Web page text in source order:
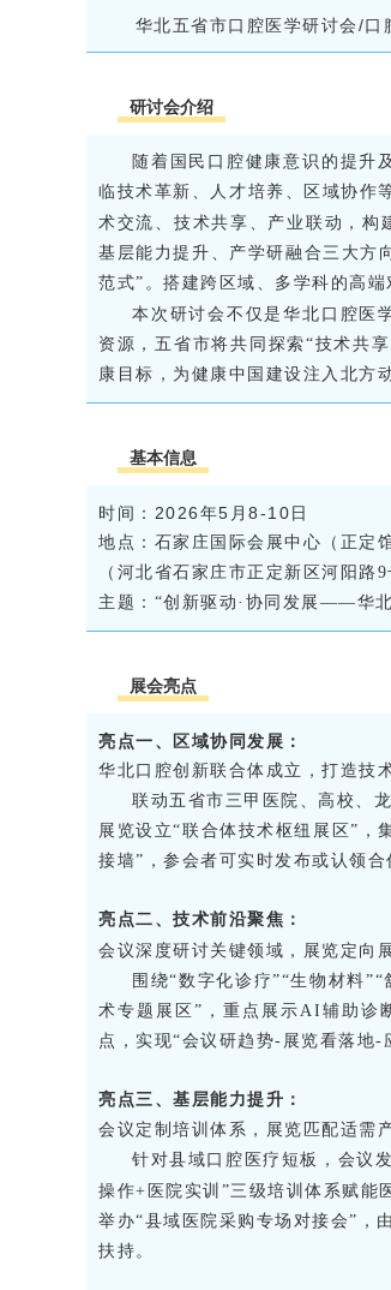
华北五省市口腔医学研讨会/
研讨会介绍
随着国民口腔健康意识的提升
临技术革新、人才培养、区域协作
术交流、技术共享、产业联动，构
基层能力提升、产学研融合三大方
范式”。搭建跨区域、多学科的高端
本次研讨会不仅是华北口腔医
资源，五省市将共同探索“技术共
康目标，为健康中国建设注入北方
基本信息
时间： 2026年5 月 8-10日
地点：石家庄国际会展中心（正定馆
（河北省石家庄市正定新区河阳路9
主题：“创新驱动·协同发展——华
展会亮点
亮 点一、区域协同发展：
华北口腔创新联合体成立，打造技
联动五省市三甲医院、高校、
展览设立“联合体技术枢纽展区”，
接墙”，参会者可实时发布或认领
亮点二、技术前沿聚焦：
会议深度研讨关键领域，展览定向
围绕“数字化诊疗”“生物材料
术专题展区”，重点展示AI辅助诊
点，实现“会议研趋势-展览看落地-
亮点三、基层能力提升：
会议定制培训体系，展览匹配适需
针对县域口腔医疗短板，会议
操作+医院实训”三级培训体系赋能
举办“县域医院采购专场对接会”，
扶持。